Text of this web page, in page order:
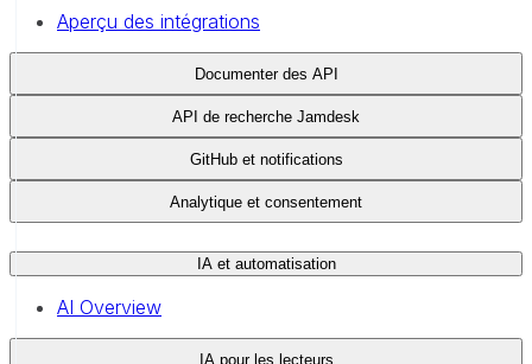
Aperçu des intégrations
Documenter des API
API de recherche Jamdesk
GitHub et notifications
Analytique et consentement
IA et automatisation
AI Overview
IA pour les lecteurs